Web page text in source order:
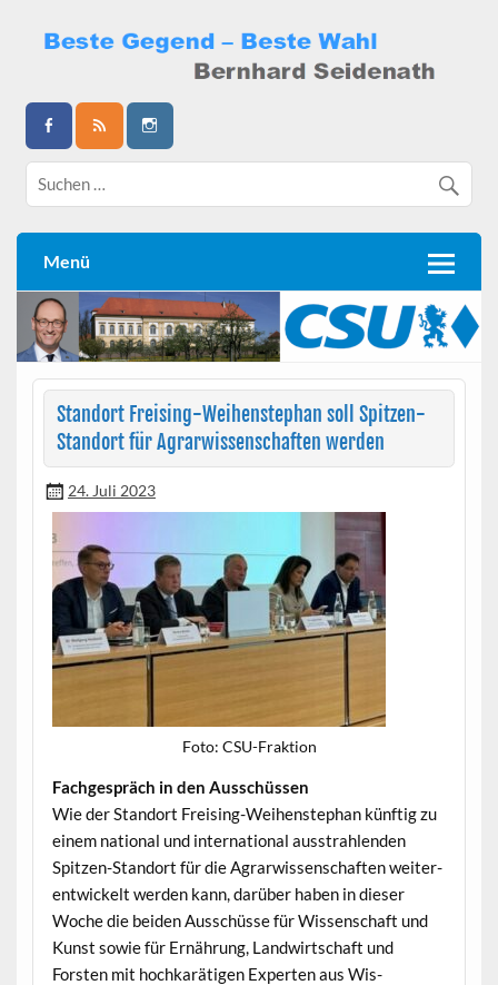
content
Bernhard Seidenath
Menü
Standort Freising-Weihenstephan soll Spitzen-
Standort für Agrarwissenschaften werden
24. Juli 2023
Foto: CSU-Frak­tion
Fachge­spräch in den Ausschüssen
Wie der Stan­dort Freis­ing-Wei­hen­stephan kün­ftig zu
einem nation­al und inter­na­tion­al ausstrahlen­den
Spitzen-Stan­dort für die Agrar­wis­senschaften weit­er­
en­twick­elt wer­den kann, darüber haben in dieser
Woche die bei­den Auss­chüsse für Wis­senschaft und
Kun­st sowie für Ernährung, Land­wirtschaft und
Forsten mit hochkaräti­gen Experten aus Wis­